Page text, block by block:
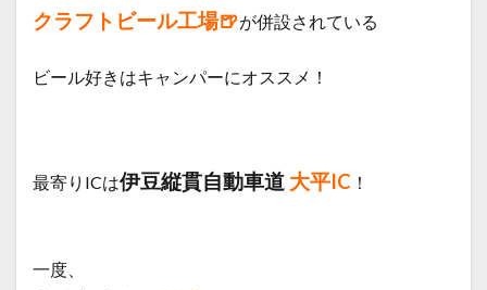
クラフトビール工場🍺が併設されている
ビール好きはキャンパーにオススメ！
最寄りICは伊豆縦貫自動車道 大平IC ！
一度、